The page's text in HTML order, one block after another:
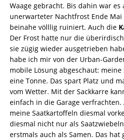
Waage gebracht. Bis dahin war
unerwarteter Nachtfrost Ende Mai
beinahe völllig ruiniert. Auch die
Der Frost hatte nur die
sie zügig wieder ausgetrieben
habe ich mir von der Urban-
mobile Lösung abgeschaut:
eine Tonne. Das spart Platz und
vom Wetter. Mit der Sackkarre
einfach in die Garage
meine Saatkartoffeln diesmal
diesmal nicht nur als
erstmals auch als Samen. Das